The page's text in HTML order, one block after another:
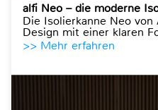
alfi Neo – die moderne
Die Isolierkanne Neo
Design mit einer klaren
>> Mehr erfahren